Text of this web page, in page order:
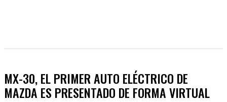
MX-30, EL PRIMER AUTO ELÉCTRICO DE
MAZDA ES PRESENTADO DE FORMA VIRTUAL